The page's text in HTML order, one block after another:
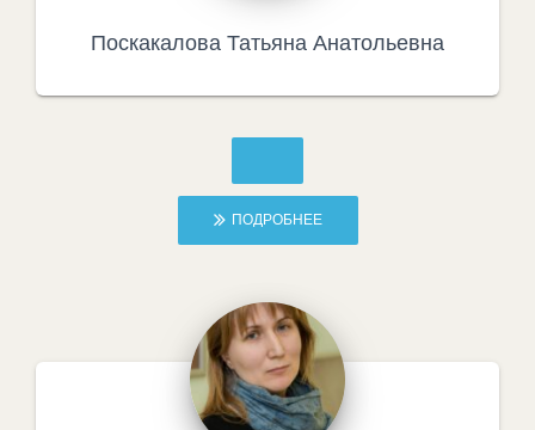
Поскакалова Татьяна Анатольевна
ПОДРОБНЕЕ